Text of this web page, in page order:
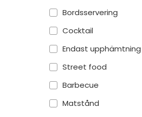
Bordsservering
Cocktail
Endast upphämtning
Street food
Barbecue
Matstånd